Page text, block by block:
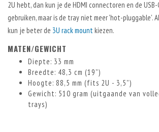
2U hebt, dan kun je de HDMI connectoren en de
gebruiken, maar is de tray niet meer 'hot-pluggable'.
kun je beter de 3U rack mountkiezen.
MATEN/GEWICHT
Diepte: 33 mm
Breedte: 48,3 cm (19”)
Hoogte: 88,5 mm (fits 2U - 3,5”)
Gewicht: 510 gram (uitgaande van
trays)